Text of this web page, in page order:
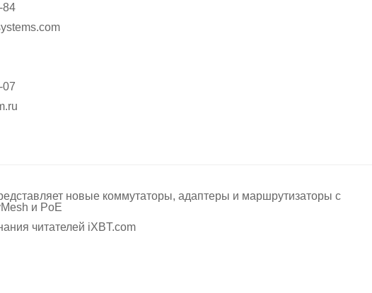
84
07
новые коммутаторы, адаптеры и маршрутизаторы с
и PoE
читателей iXBT.com